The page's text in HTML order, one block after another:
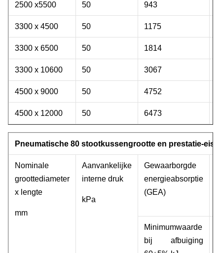
2500 x5500 50 943
3300 x 4500 50 1175
3300 x 6500 50 1814
3300 x 10600 50 3067
4500 x 9000 50 4752
4500 x 12000 50 6473
Pneumatische 80 stootkussengrootte en prestatie-
Nominale
groottediameter
x lengte
mm
Aanvankelijke
interne druk
kPa
Gewaarborgde
energieabsorptie
(GEA)
Minimumwaarde
bij afbuiging